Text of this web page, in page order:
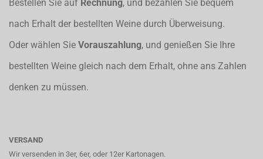
Bestellen Sie auf Rechnung, und bezahlen Sie bequem
nach Erhalt der bestellten Weine durch Überweisung.
Oder wählen Sie Vorauszahlung, und genießen Sie Ihre
bestellten Weine gleich nach dem Erhalt, ohne ans Zahlen
denken zu müssen.
VERSAND
Wir versenden in 3er, 6er, oder 12er Kartonagen.